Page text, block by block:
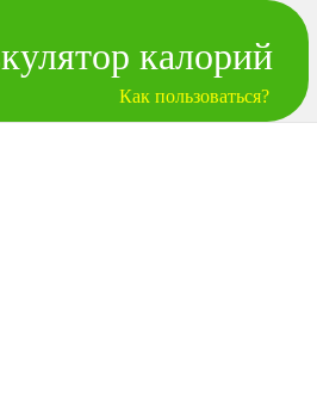
калорий
Как пользоваться?